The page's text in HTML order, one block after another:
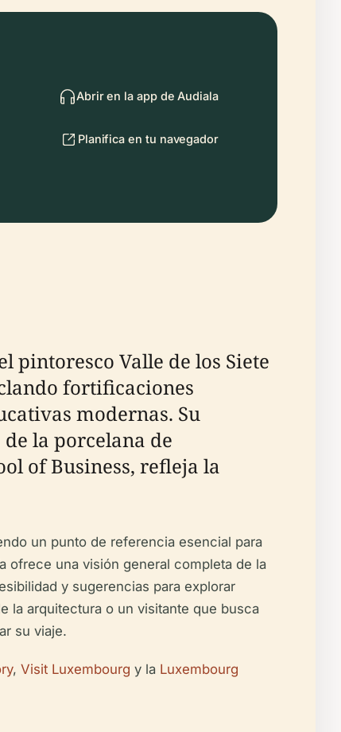
Abrir en la app de Audiala
Planifica en tu navegador
pintoresco Valle de los Siete
fortificaciones
modernas. Su
la porcelana de
of Business, refleja la
un punto de referencia esencial para
ofrece una visión general completa de la
y sugerencias para explorar
la arquitectura o un visitante que busca
su viaje.
, Visit Luxembourg y la Luxembourg